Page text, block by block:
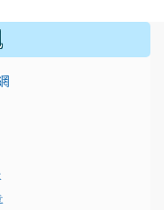
modules/